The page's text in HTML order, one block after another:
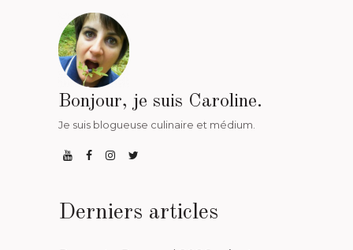
Bonjour, je suis Caroline.
Je suis blogueuse culinaire et médium.
Derniers articles